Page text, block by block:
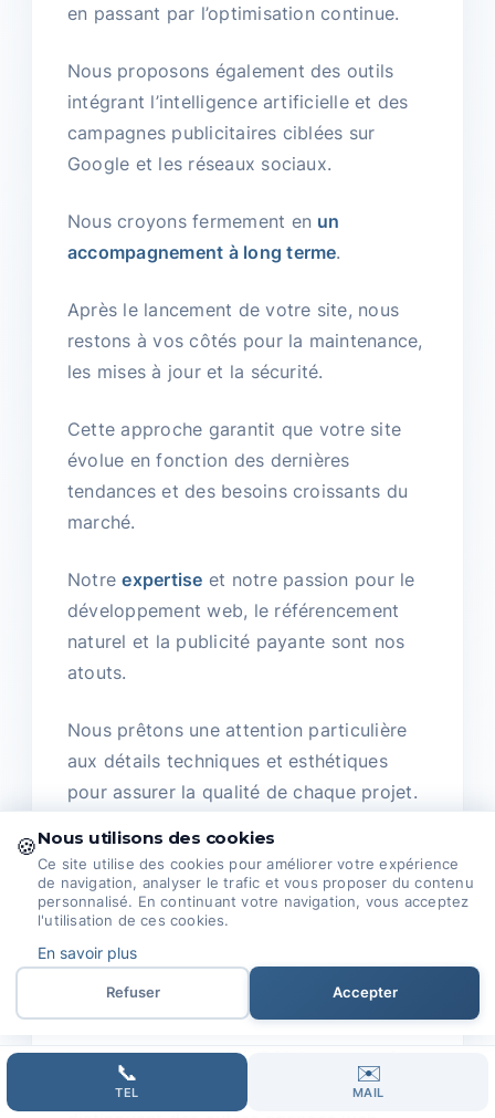
en passant par l’optimisation continue.
Nous proposons également des outils
intégrant l’intelligence artificielle et des
campagnes publicitaires ciblées sur
Google et les réseaux sociaux.
Nous croyons fermement en un
accompagnement à long terme.
Après le lancement de votre site, nous
restons à vos côtés pour la maintenance,
les mises à jour et la sécurité.
Cette approche garantit que votre site
évolue en fonction des dernières
tendances et des besoins croissants du
marché.
Notreexpertise et notre passion pour le
développement web, le référencement
naturel et la publicité payante sont nos
atouts.
Nous prêtons une attention particulière
aux détails techniques et esthétiques
pour assurer la qualité de chaque projet.
Nous travaillons en étroite collaboration
avec nos clients.
vos besoins pour adapter nos solutions
et vous aider à atteindre vos objectifs.
Pourquoi nous choisir ? Notre
uniqueet notre souci du détail nous
📞
TEL
✉️
MAIL
🍪Nous utilisons des cookies
Ce site utilise des cookies pour améliorer votre expérience
de navigation, analyser le trafic et vous proposer du contenu
personnalisé. En continuant votre navigation, vous acceptez
l'utilisation de ces cookies.
En savoir plus
Refuser Accepter